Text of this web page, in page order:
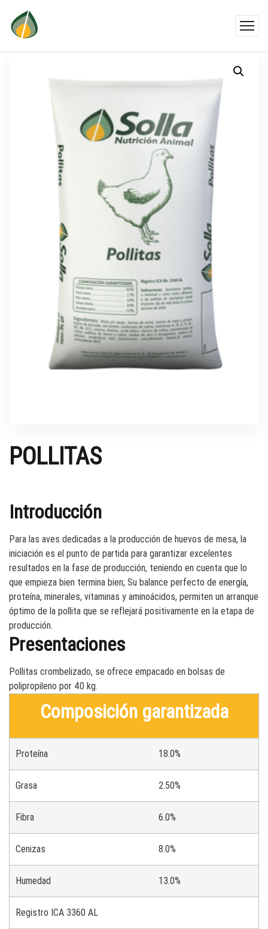
POLLITAS
Introducción
Para las aves dedicadas a la producción de huevos de mesa, la
iniciación es el punto de partida para garantizar excelentes
resultados en la fase de producción, teniendo en cuenta que lo
que empieza bien termina bien; Su balance perfecto de energía,
proteína, minerales, vitaminas y aminoácidos, permiten un arranque
óptimo de la pollita que se reflejará positivamente en la etapa de
producción.
Presentaciones
Pollitas crombelizado, se ofrece empacado en bolsas de
polipropileno por 40 kg.
Composición garantizada
Proteína 18.0%
Grasa 2.50%
Fibra 6.0%
Cenizas 8.0%
Humedad 13.0%
Registro ICA 3360 AL